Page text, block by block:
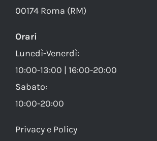
00174 Roma (RM)
Orari
Lunedì-Venerdì:
10:00-13:00 | 16:00-20:00
Sabato:
10:00-20:00
Privacy e Policy